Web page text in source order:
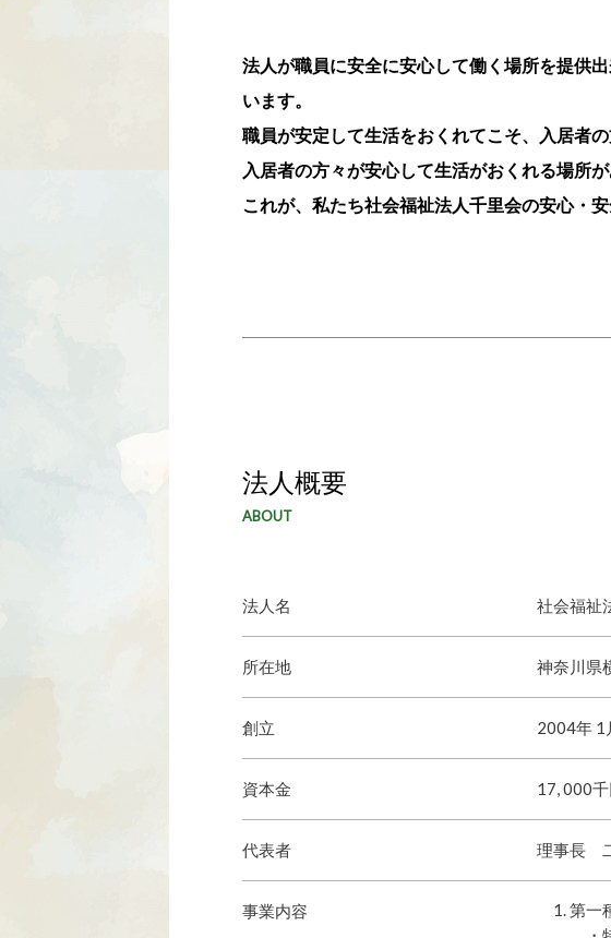
法人が職員に安全に安心して働く場所を提供
います。
職員が安定して生活をおくれてこそ、入居者
入居者の方々が安心して生活がおくれる場所
これが、私たち社会福祉法人千里会の安心・安
法人概要
ABOUT
法人名 社会福
所在地 神奈川県
創立 2004年 1
資本金 17, 000
代表者 理事長
事業内容
第一